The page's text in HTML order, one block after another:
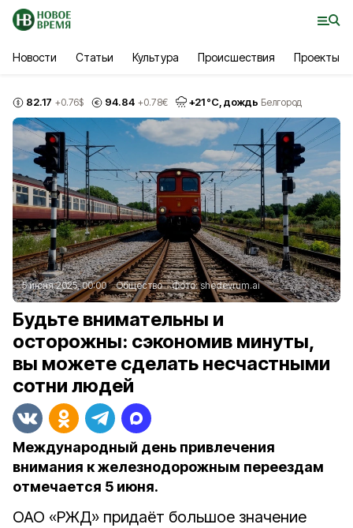
Новости Статьи Культура Происшествия Проекты
82.17 +0.76$ 94.84 +0.78€ +21°С, дождь Белгород
5 июня 2025, 00:00 Общество Фото:shedevrum.ai
Будьте внимательны и
осторожны: сэкономив минуты,
вы можете сделать несчастными
сотни людей
Международный день привлечения
внимания к железнодорожным переездам
отмечается 5 июня.
ОАО «РЖД» придаёт большое значение